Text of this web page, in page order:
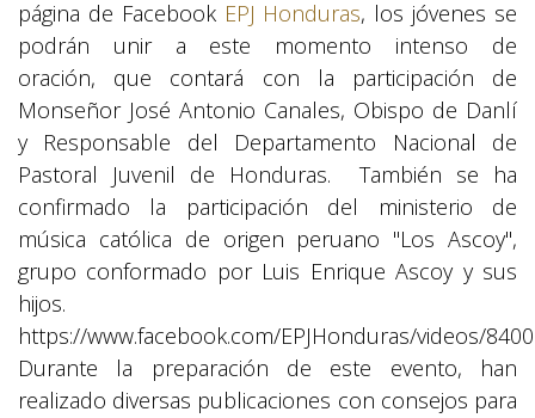
página de Facebook EPJ Honduras, los jóvenes se
podrán unir a este momento intenso de
oración, que contará con la participación de
Monseñor José Antonio Canales, Obispo de Danlí
y Responsable del Departamento Nacional de
Pastoral Juvenil de Honduras.
También se ha
confirmado la participación del ministerio de
música católica de origen peruano "Los Ascoy",
grupo conformado por Luis Enrique Ascoy y sus
hijos.
https://www.facebook.com/EPJHonduras/videos/
Durante la preparación de este evento, han
realizado diversas publicaciones con consejos para